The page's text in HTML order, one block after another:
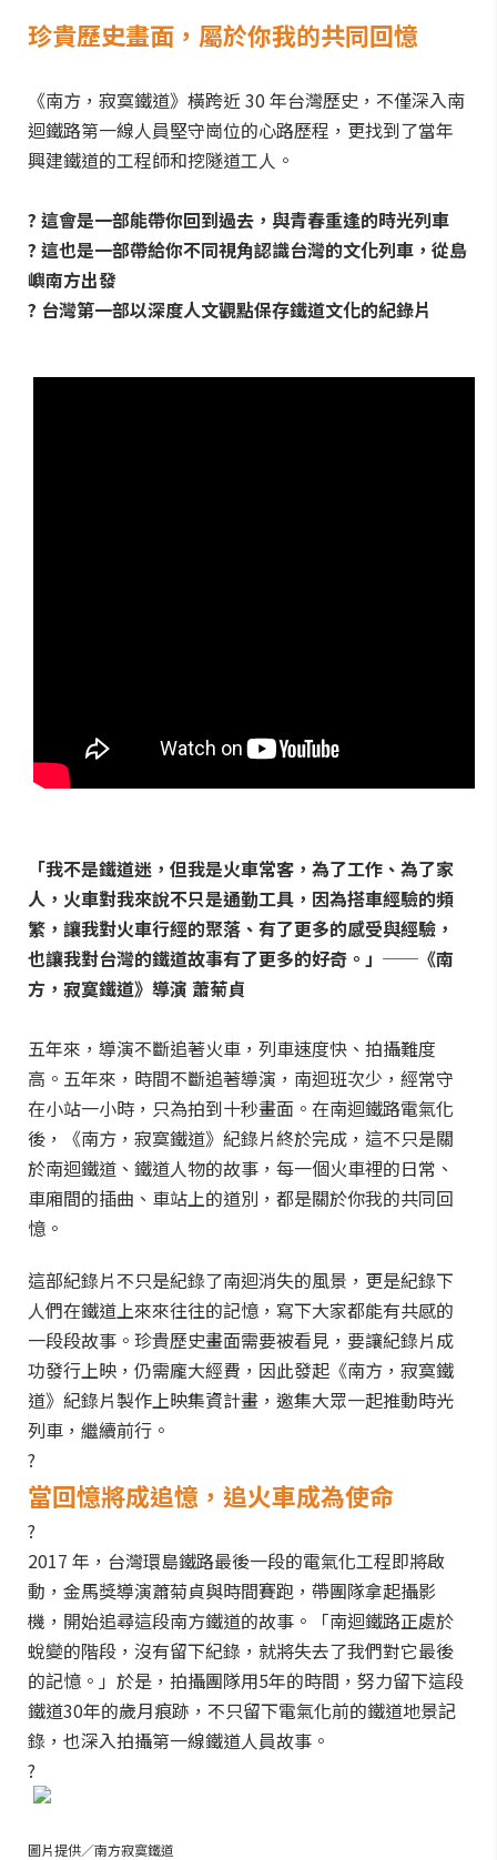
珍貴歷史畫面，屬於你我的共同回憶
《南方，寂寞鐵道》橫跨近 30 年台灣歷史，不僅深入南
迴鐵路第一線人員堅守崗位的心路歷程，更找到了當年
興建鐵道的工程師和挖隧道工人。
? 這會是一部能帶你回到過去，與青春重逢的時光列車
? 這也是一部帶給你不同視角認識台灣的文化列車，從島
嶼南方出發
? 台灣第一部以深度人文觀點保存鐵道文化的紀錄片
「我不是鐵道迷，但我是火車常客，為了工作、為了家
人，火車對我來說不只是通勤工具，因為搭車經驗的頻
繁，讓我對火車行經的聚落、有了更多的感受與經驗，
也讓我對台灣的鐵道故事有了更多的好奇。」──《南
方，寂寞鐵道》導演 蕭菊貞
五年來，導演不斷追著火車，列車速度快、拍攝難度
高。五年來，時間不斷追著導演，南迴班次少，經常守
在小站一小時，只為拍到十秒畫面。在南迴鐵路電氣化
後，《南方，寂寞鐵道》紀錄片終於完成，這不只是關
於南迴鐵道、鐵道人物的故事，每一個火車裡的日常、
車廂間的插曲、車站上的道別，都是關於你我的共同回
憶。
這部紀錄片不只是紀錄了南迴消失的風景，更是紀錄下
人們在鐵道上來來往往的記憶，寫下大家都能有共感的
一段段故事。珍貴歷史畫面需要被看見，要讓紀錄片成
功發行上映，仍需龐大經費，因此發起《南方，寂寞鐵
道》紀錄片製作上映集資計畫，邀集大眾一起推動時光
列車，繼續前行。
?
當回憶將成追憶，追火車成為使命
?
2017 年，台灣環島鐵路最後一段的電氣化工程即將啟
動，金馬獎導演蕭菊貞與時間賽跑，帶團隊拿起攝影
機，開始追尋這段南方鐵道的故事。「南迴鐵路正處於
蛻變的階段，沒有留下紀錄，就將失去了我們對它最後
的記憶。」於是，拍攝團隊用5年的時間，努力留下這段
鐵道30年的歲月痕跡，不只留下電氣化前的鐵道地景記
錄，也深入拍攝第一線鐵道人員故事。
?
圖片提供／南方寂寞鐵道